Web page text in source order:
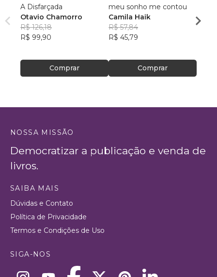
A Disfarçada
Otavio Chamorro
R$ 126,18
R$ 99,90
Comprar
meu sonho me contou
Camila Haik
R$ 57,84
R$ 45,79
Comprar
Rose
R$
NOSSA MISSÃO
Democratizar a publicação e venda de
livros.
SAIBA MAIS
Dúvidas e Contato
Política de Privacidade
Termos e Condições de Uso
SIGA-NOS